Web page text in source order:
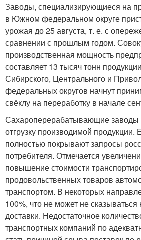
Заводы, специализирующиеся на
в Южном федеральном округе
урожая до 25 августа, т. е. с
сравнении с прошлым годом.
производственная мощность
составляет 13 тысяч тонн
Сибирского, Центрального и
федеральных округов начнут
свёклу на переработку в начале
Сахароперерабатывающие заводы
отгрузку производимой
полностью покрывают запросы
потребителя. Отмечается
повышение стоимости
продовольственных товаров
транспортом. В некоторых
100%, что не может не сказываться
доставки. Недостаточное
транспортных компаний по